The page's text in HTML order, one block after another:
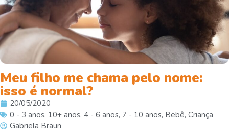
Meu filho me chama pelo nome:
isso é normal?
20/05/2020
0 - 3 anos, 10+ anos, 4 - 6 anos, 7 - 10 anos, Bebê, Criança
Gabriela Braun